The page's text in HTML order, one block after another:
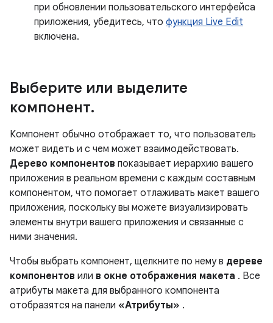
при обновлении пользовательского интерфейса
приложения, убедитесь, что функция Live Edit
включена.
Выберите или выделите
компонент.
Компонент обычно отображает то, что пользователь
может видеть и с чем может взаимодействовать.
Дерево компонентов показывает иерархию вашего
приложения в реальном времени с каждым составным
компонентом, что помогает отлаживать макет вашего
приложения, поскольку вы можете визуализировать
элементы внутри вашего приложения и связанные с
ними значения.
Чтобы выбрать компонент, щелкните по нему в дереве
компонентов или в окне отображения макета . Все
атрибуты макета для выбранного компонента
отобразятся на панели «Атрибуты» .